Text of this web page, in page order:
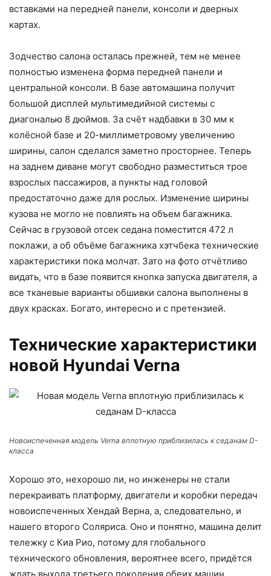
вставками на передней панели, консоли и дверных
картах.
Зодчество салона осталась прежней, тем не менее
полностью изменена форма передней панели и
центральной консоли. В базе автомашина получит
большой дисплей мультимедийной системы с
диагональю 8 дюймов. За счёт надбавки в 30 мм к
колёсной базе и 20-миллиметровому увеличению
ширины, салон сделался заметно просторнее. Теперь
на заднем диване могут свободно разместиться трое
взрослых пассажиров, а пункты над головой
предостаточно даже для рослых. Изменение ширины
кузова не могло не повлиять на объем багажника.
Сейчас в грузовой отсек седана поместится 472 л
поклажи, а об объёме багажника хэтчбека технические
характеристики пока молчат. Зато на фото отчётливо
видать, что в базе появится кнопка запуска двигателя, а
все тканевые варианты обшивки салона выполнены в
двух красках. Богато, интересно и с претензией.
Технические характеристики
новой Hyundai Verna
Новоиспеченная модель Verna вплотную приблизилась к седанам D-
класса
Хорошо это, нехорошо ли, но инженеры не стали
перекраивать платформу, двигатели и коробки передач
новоиспеченных Хендай Верна, а, следовательно, и
нашего второго Соляриса. Оно и понятно, машина делит
тележку с Киа Рио, потому для глобального
технического обновления, вероятнее всего, придётся